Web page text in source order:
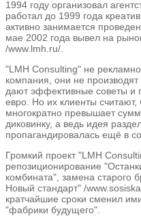
1994 году организовал
работал до 1999 года
активно занимается
мае 2002 года вывел на
/www.lmh.ru/.
"LMH Consulting" не
компания, они не
дают эффективные советы и
евро. Но их клиенты считают,
многократно превышает
диковинку, а ведь идея
пропагандировалась ещё в
Громкий проект "LMH
репозиционирование
комбината", замена старого
Новый стандарт" /
кратчайшие сроки сменил
"фабрики будущего".